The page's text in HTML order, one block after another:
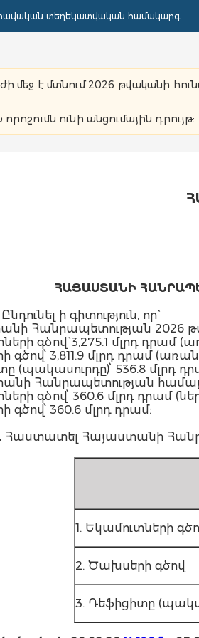
տեղեկատվական համակարգ
մեջ է մտնում 2026 թվականի
որոշումն ունի անցումային դրույթ:
ՀԱՅԱՍՏԱՆԻ
Ընդունել ի գիտություն, որ`
Հանրապետության 2026
գծով` 3,275.1 մլրդ դրամ
գծով՝ 3,811.9 մլրդ դրամ
(պակասուրդը)՝ 536.8 մլրդ
Հանրապետության
գծով՝ 360.6 մլրդ
գծով՝ 360.6 մլրդ դրամ:
Հաստատել Հայաստանի
1. Եկամուտների
2. Ծախսերի գծով
3. Դեֆիցիտը